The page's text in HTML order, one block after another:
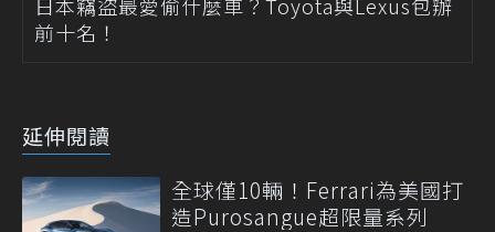
前十名！
延伸閱讀
全球僅10輛！Ferrari為美國打
造Purosangue超限量系列